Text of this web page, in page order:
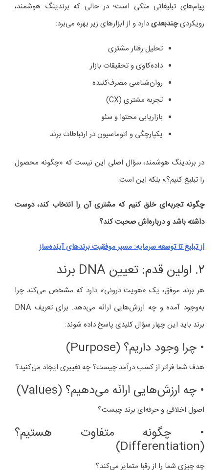
پیام‌های تبلیغاتی متکی است؛ در حالی که برندینگ هوشمند،
رویکردیچندبعدیدارد و از ابزارهای زیر بهره می‌برد:
تحلیل رفتار مشتری
داده‌کاوی و تحقیقات بازار
روان‌شناسی مصرف‌کننده
تجربه مشتری (CX)
بازاریابی محتوا و سئو
یکپارچگی و اتوماسیون در ارتباطات برند
در برندینگ هوشمند، سؤال اصلی این نیست که «چگونه محصول
را تبلیغ کنیم؟» بلکه این است:
چگونه تجربه‌ای خلق کنیم که مشتری آن را انتخاب کند، دوست
داشته باشد و درباره‌اش صحبت کند؟
از تبلیغ تا توسعه سرمایه: مسیر موفقیت برندهای آینده‌ساز
۲. اولین قدم: تعیین DNA برند
هر برند موفق، یک «هویت درونی» دارد که مشخص می‌کند چرا
به‌وجود آمده و چه ارزش‌هایی ارائه می‌دهد. برای تعریف DNA
برند باید این چهار سؤال کلیدی پاسخ داده شوند:
• چرا وجود داریم؟ (Purpose)
هدف شما فراتر از کسب درآمد چیست؟ چه تغییری ایجاد می‌کنید؟
• چه ارزش‌هایی ارائه می‌دهیم؟ (Values)
اصول اخلاقی و حرفه‌ای برند چیست؟
• چگونه متفاوت هستیم؟
(Differentiation)
چه چیزی شما را از رقبا متمایز می‌کند؟